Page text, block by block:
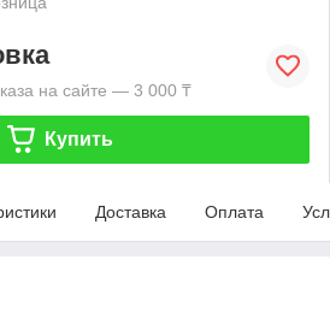
на сайте — 3 000 ₸
Купить
Доставка Оплата